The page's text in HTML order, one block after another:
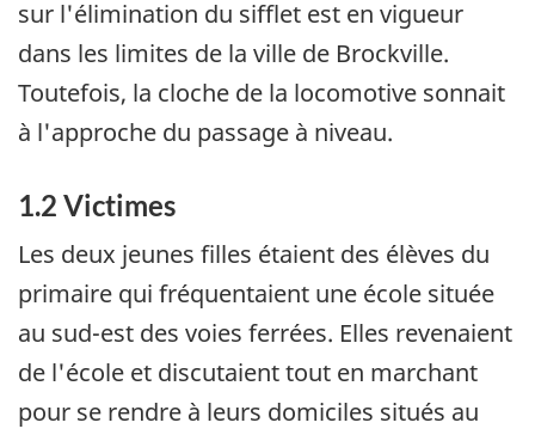
sur l'élimination du sifflet est en vigueur
dans les limites de la ville de Brockville.
Toutefois, la cloche de la locomotive sonnait
à l'approche du passage à niveau.
1.2 Victimes
Les deux jeunes filles étaient des élèves du
primaire qui fréquentaient une école située
au sud-est des voies ferrées. Elles revenaient
de l'école et discutaient tout en marchant
pour se rendre à leurs domiciles situés au